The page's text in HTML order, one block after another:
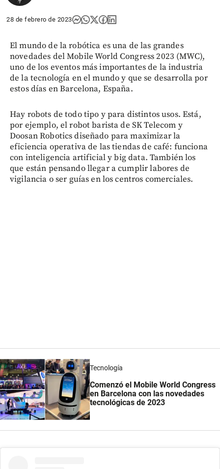
28 de febrero de 2023
El mundo de la robótica es una de las grandes
novedades del Mobile World Congress 2023 (MWC),
uno de los eventos más importantes de la industria
de la tecnología en el mundo y que se desarrolla por
estos días en Barcelona, España.
Hay robots de todo tipo y para distintos usos. Está,
por ejemplo, el robot barista de SK Telecom y
Doosan Robotics diseñado para maximizar la
eficiencia operativa de las tiendas de café: funciona
con inteligencia artificial y big data. También los
que están pensando llegar a cumplir labores de
vigilancia o ser guías en los centros comerciales.
Tecnología
Comenzó el Mobile World Congress
en Barcelona con las novedades
tecnológicas de 2023